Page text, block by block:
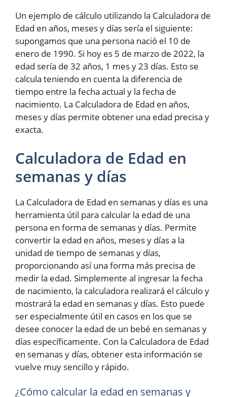
Un ejemplo de cálculo utilizando la Calculadora de
Edad en años, meses y días sería el siguiente:
supongamos que una persona nació el 10 de
enero de 1990. Si hoy es 5 de marzo de 2022, la
edad sería de 32 años, 1 mes y 23 días. Esto se
calcula teniendo en cuenta la diferencia de
tiempo entre la fecha actual y la fecha de
nacimiento. La Calculadora de Edad en años,
meses y días permite obtener una edad precisa y
exacta.
Calculadora de Edad en
semanas y días
La Calculadora de Edad en semanas y días es una
herramienta útil para calcular la edad de una
persona en forma de semanas y días. Permite
convertir la edad en años, meses y días a la
unidad de tiempo de semanas y días,
proporcionando así una forma más precisa de
medir la edad. Simplemente al ingresar la fecha
de nacimiento, la calculadora realizará el cálculo y
mostrará la edad en semanas y días. Esto puede
ser especialmente útil en casos en los que se
desee conocer la edad de un bebé en semanas y
días específicamente. Con la Calculadora de Edad
en semanas y días, obtener esta información se
vuelve muy sencillo y rápido.
¿Cómo calcular la edad en semanas y